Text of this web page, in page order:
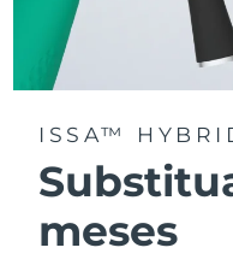
ISSA™
meses